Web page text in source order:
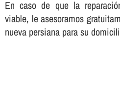
En caso de que la
viable, le asesoramos
nueva persiana para su